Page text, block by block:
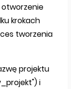
otworzenie
krokach
tworzenia
projektu
i